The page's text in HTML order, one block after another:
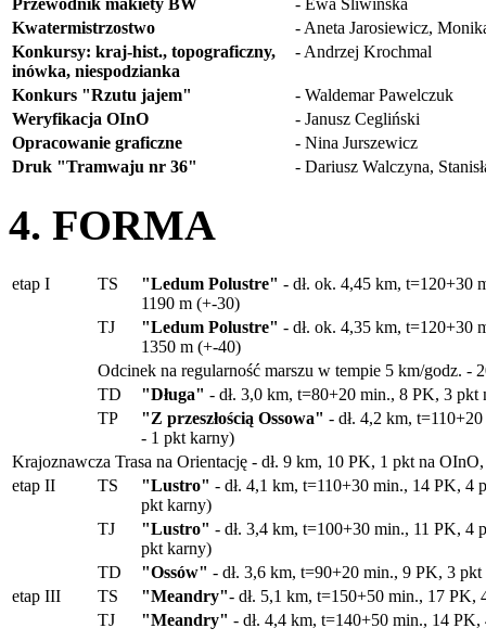
Kwatermistrzostwo
- Aneta Jarosiewicz,
Konkursy: kraj-hist., topograficzny,
inówka, niespodzianka
- Andrzej Krochmal
Konkurs "Rzutu jajem"
- Waldemar Pawelczuk
Weryfikacja OInO
- Janusz Cegliński
Opracowanie graficzne
- Nina Jurszewicz
Druk "Tramwaju nr 36"
- Dariusz Walczyna,
4. FORMA
etap I TS "Ledum Polustre" - dł. ok. 4,45 km, t=120+30
1190 m (+-30)
TJ
"Ledum Polustre" - dł. ok. 4,35 km, t=120+30
1350 m (+-40)
Odcinek na regularność marszu w tempie 5 km/godz. -
TD
"Długa" - dł. 3,0 km, t=80+20 min., 8 PK, 3
TP
"Z przeszłością Ossowa" - dł. 4,2 km,
- 1 pkt karny)
Krajoznawcza Trasa na Orientację - dł. 9 km, 10 PK, 1 pkt na
etap II
TS "Lustro" - dł. 4,1 km, t=110+30 min., 14 PK, 4
pkt karny)
TJ
"Lustro" - dł. 3,4 km, t=100+30 min., 11 PK, 4
pkt karny)
TD
"Ossów" - dł. 3,6 km, t=90+20 min., 9 PK, 3
etap III
TS "Meandry"- dł. 5,1 km, t=150+50 min., 17 PK,
TJ
"Meandry" - dł. 4,4 km, t=140+50 min., 14